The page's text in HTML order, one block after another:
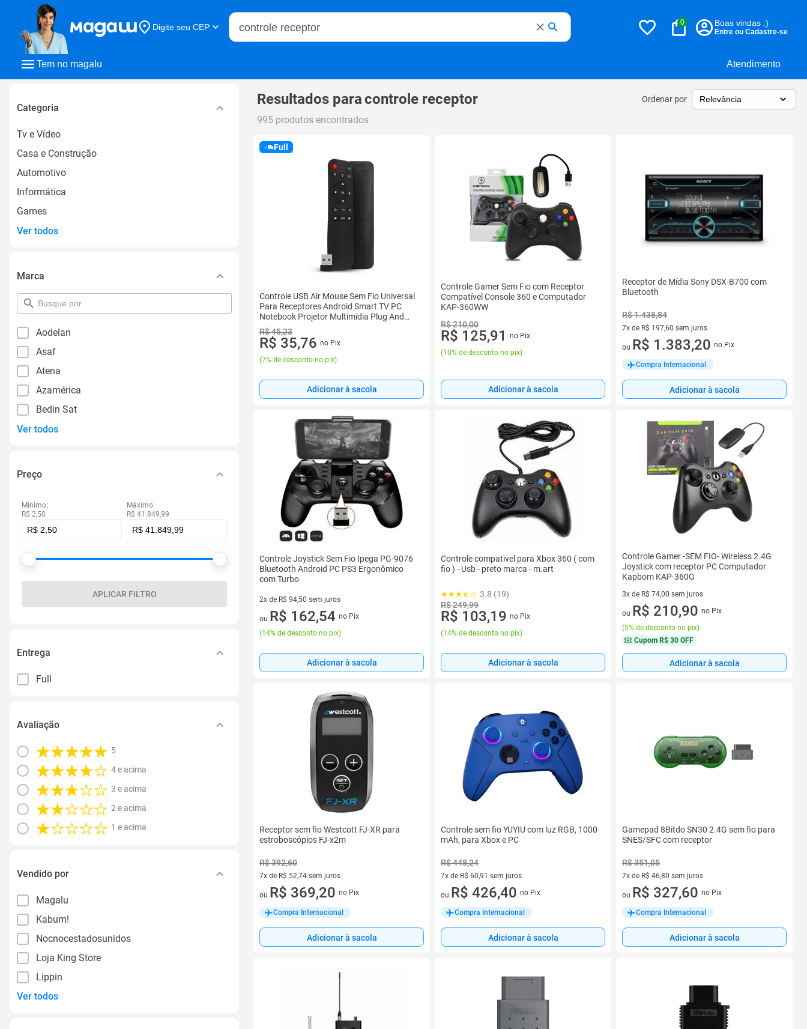
Tem no magalu Atendimento
Digite seu CEP
Buscar no Magalu
0 Boas vindas :)
Entre ou Cadastre-se
Categoria
Tv e Vídeo
Casa e Construção
Automotivo
Informática
Games
Ver todos
Marca
pesquisar
por
Aodelan
Asaf
Atena
Azamérica
Bedin Sat
Ver todos
Preço
Mínimo:
R$ 2,50
Máximo:
R$ 41.849,99
APLICAR FILTRO
Entrega
Full
Avaliação
5
4 e acima
3 e acima
2 e acima
1 e acima
Vendido por
Magalu
Kabum!
Nocnocestadosunidos
Loja King Store
Lippin
Ver todos
Resultados paracontrole receptor Ordenar por
995 produtos encontrados
Full
Controle USB Air Mouse Sem Fio Universal
Para Receptores Android Smart TV PC
Notebook Projetor Multimídia Plug And
Play Preto
R$ 45,23
R$ 35,76 no Pix
(7% de desconto no pix)
Adicionar à sacola
Controle Gamer Sem Fio com Receptor
Compatível Console 360 e Computador
KAP-360WW
R$ 210,00
R$ 125,91
no Pix
(10% de desconto no pix)
Adicionar à sacola
Receptor de Mídia Sony DSX-B700 com
Bluetooth
R$ 1.438,84
7x de R$ 197,60 sem juros
7 vez de R$ 197,60 sem juros
ou R$ 1.383,20 no Pix
Compra Internacional
Adicionar à sacola
Controle Joystick Sem Fio Ipega PG-9076
Bluetooth Android PC PS3 Ergonômico
com Turbo
2x de R$ 94,50 sem juros
2 vez de R$ 94,50 sem juros
ou R$ 162,54 no Pix
(14% de desconto no pix)
Adicionar à sacola
Controle compativel para Xbox 360 ( com
fio ) - Usb - preto marca - m.art
3.8 (19)
R$ 249,99
R$ 103,19 no Pix
(14% de desconto no pix)
Adicionar à sacola
Controle Gamer -SEM FIO- Wireless 2.4G
Joystick com receptor PC Computador
Kapbom KAP-360G
3x de R$ 74,00 sem juros
3 vez de R$ 74,00 sem juros
ou R$ 210,90 no Pix
(5% de desconto no pix)
Cupom R$ 30 OFF
Adicionar à sacola
Receptor sem fio Westcott FJ-XR para
estroboscópios FJ-x2m
R$ 392,60
7x de R$ 52,74 sem juros
7 vez de R$ 52,74 sem juros
ou R$ 369,20 no Pix
Compra Internacional
Adicionar à sacola
Controle sem fio YUYIU com luz RGB, 1000
mAh, para Xbox e PC
R$ 448,24
7x de R$ 60,91 sem juros
7 vez de R$ 60,91 sem juros
ou R$ 426,40 no Pix
Compra Internacional
Adicionar à sacola
Gamepad 8Bitdo SN30 2.4G sem fio para
SNES/SFC com receptor
R$ 351,05
7x de R$ 46,80 sem juros
7 vez de R$ 46,80 sem juros
ou R$ 327,60 no Pix
Compra Internacional
Adicionar à sacola